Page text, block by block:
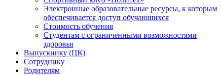
Электронные образовательные ресурсы, к которым
обеспечивается доступ обучающихся
Стоимость обучения
Студентам с ограниченными возможностями
здоровья
Выпускнику (ЦК)
Сотруднику
Родителям